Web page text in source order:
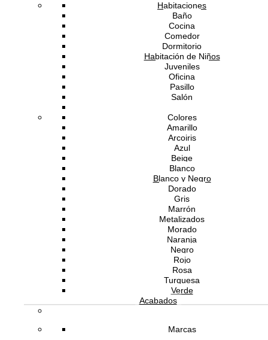
Habitaciones
Baño
Cocina
Comedor
Dormitorio
Habitación de Niños
Juveniles
Oficina
Pasillo
Salón
Colores
Amarillo
Arcoiris
Azul
Beige
Blanco
Blanco y Negro
Dorado
Gris
Marrón
Metalizados
Morado
Naranja
Negro
Rojo
Rosa
Turquesa
Verde
Acabados
Marcas